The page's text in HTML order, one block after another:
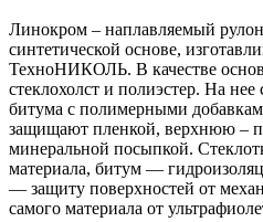
Линокром – наплавляемый
синтетической основе,
ТехноНИКОЛЬ. В качестве
стеклохолст и полиэстер. На нее
битума с полимерными
защищают пленкой, верхнюю –
минеральной посыпкой.
материала, битум —
— защиту поверхностей от
самого материала от